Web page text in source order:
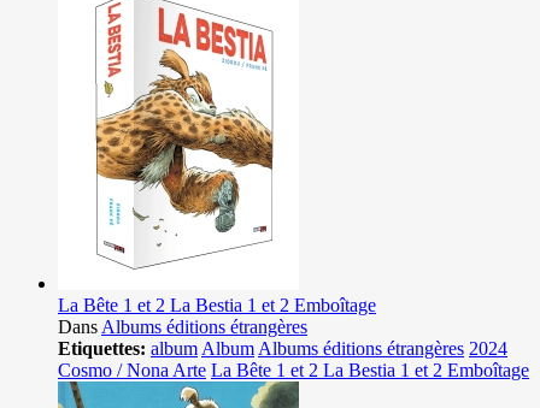
La Bête 1 et 2 La Bestia 1 et 2 Emboîtage
Dans Albums éditions étrangères
Etiquettes: album Album Albums éditions étrangères 2024
Cosmo / Nona Arte La Bête 1 et 2 La Bestia 1 et 2 Emboîtage